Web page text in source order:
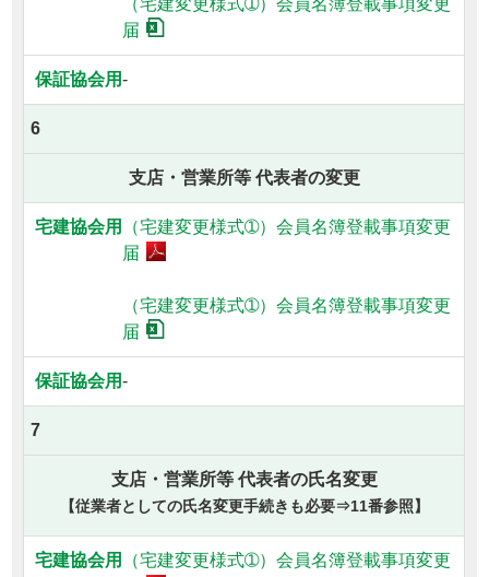
（宅建変更様式➀）会員名簿登載事項変更
届
-
6
支店・営業所等 代表者の変更
（宅建変更様式➀）会員名簿登載事項変更
届
（宅建変更様式➀）会員名簿登載事項変更
届
-
7
支店・営業所等 代表者の氏名変更
【従業者としての氏名変更手続きも必要⇒11番参照】
（宅建変更様式➀）会員名簿登載事項変更